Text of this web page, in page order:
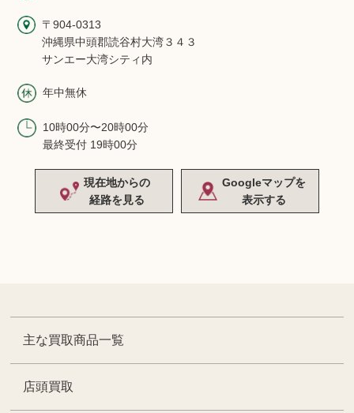
〒904-0313
沖縄県中頭郡読谷村大湾３４３
サンエー大湾シティ内
年中無休
10時00分〜20時00分
最終受付 19時00分
現在地からの
経路を見る
Googleマップを
表示する
主な買取商品一覧
店頭買取